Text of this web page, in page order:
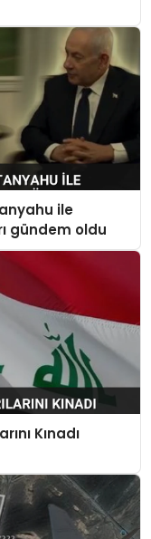
ile
gündem oldu
Kınadı